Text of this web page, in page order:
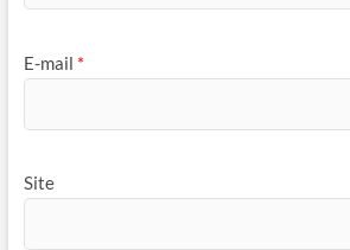
E-mail *
Site